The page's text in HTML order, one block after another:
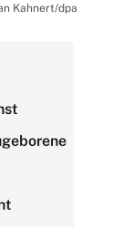
Kahnert/dpa